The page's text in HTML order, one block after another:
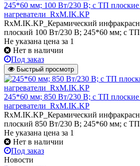
245*60 мм; 100 Вт/230 В; с ТП
нагреватели_RxM.IK.KP
RxM.IK.KP_Керамический
плоский 100 Вт/230 В; 245*60 мм; с ТП
Не указана цена за 1
Нет в наличии
Под заказ
Быстрый просмотр
245*60 мм; 850 Вт/230 В; с ТП
нагреватели_RxM.IK.KP
RxM.IK.KP_Керамический
плоский 850 Вт/230 В; 245*60 мм; с ТП
Не указана цена за 1
Нет в наличии
Под заказ
Новости